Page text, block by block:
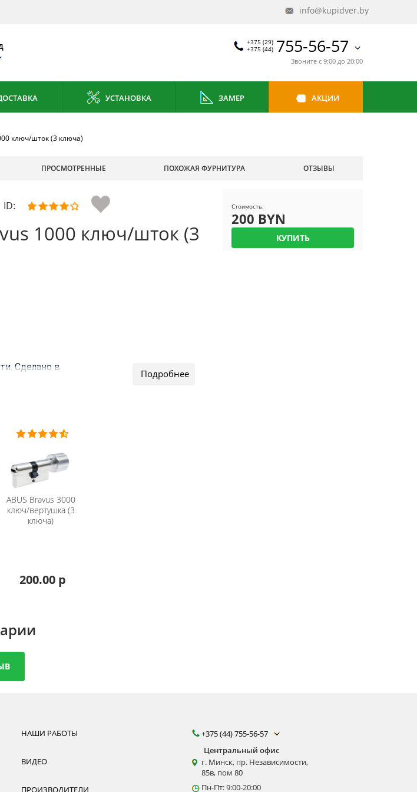
info@kupidver.by
+375 (29)
+375 (44) 755-56-57
Звоните с 9:00 до 20:00
УСТАНОВКА ЗАМЕР АКЦИИ
ключ/шток (3 ключа)
ПРОСМОТРЕННЫЕ ПОХОЖАЯ ФУРНИТУРА ОТЗЫВЫ
ID:
1000 ключ/шток (3
Стоимость:
200 BYN
КУПИТЬ
Сделано в
ABUS Bravus 3000
ключ/вертушка (3
ключа)
200.00 р
НАШИ РАБОТЫ
ВИДЕО
ПРОИЗВОДИТЕЛИ
+375 (44) 755-56-57
Центральный офис
г. Минск, пр. Независимости,
85в, пом 80
Пн-Пт: 9:00-20:00